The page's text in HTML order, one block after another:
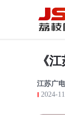
《
江苏广
2024-